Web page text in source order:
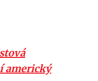
americký